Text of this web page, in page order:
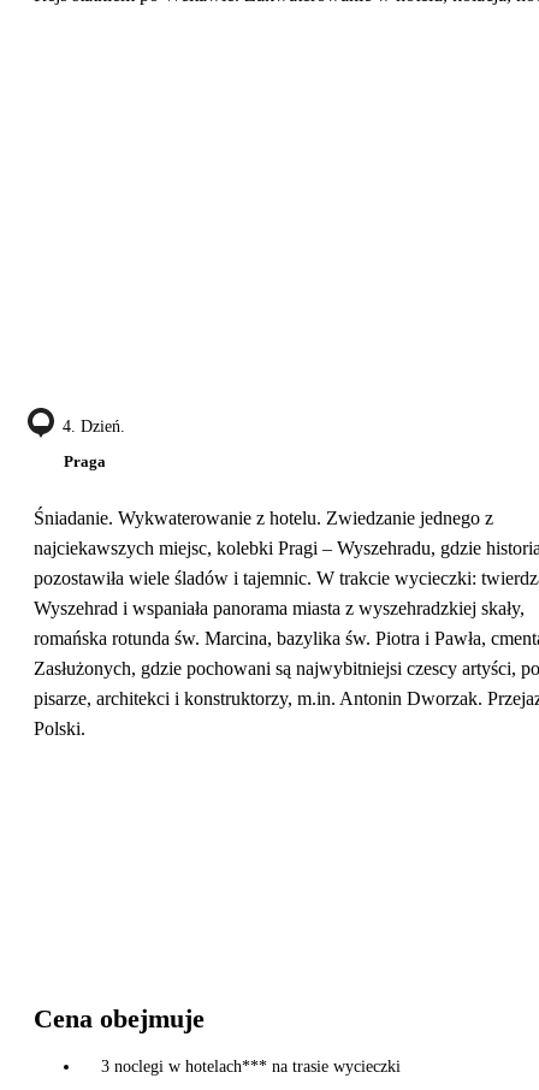
4. Dzień.
Praga
Śniadanie. Wykwaterowanie z hotelu. Zwiedzanie jednego z
najciekawszych miejsc, kolebki Pragi – Wyszehradu, gdzie
pozostawiła wiele śladów i tajemnic. W trakcie wycieczki:
Wyszehrad i wspaniała panorama miasta z wyszehradzkiej skały,
romańska rotunda św. Marcina, bazylika św. Piotra i Pawła,
Zasłużonych, gdzie pochowani są najwybitniejsi czescy artyści,
pisarze, architekci i konstruktorzy, m.in. Antonin Dworzak.
Polski.
Cena obejmuje
3 noclegi w hotelach*** na trasie wycieczki